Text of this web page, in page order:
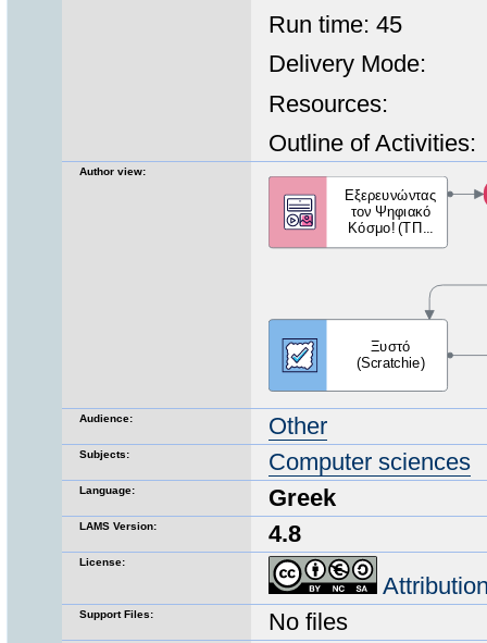
Run time: 45
Delivery Mode:
Resources:
Outline of Activities:
Author view:
Audience: Other
Subjects: Computer sciences
Language: Greek
LAMS Version: 4.8
License:
Support Files: No files